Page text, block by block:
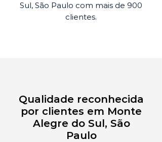
Sul, São Paulo com mais de 900
clientes.
Qualidade reconhecida
por clientes em Monte
Alegre do Sul, São
Paulo